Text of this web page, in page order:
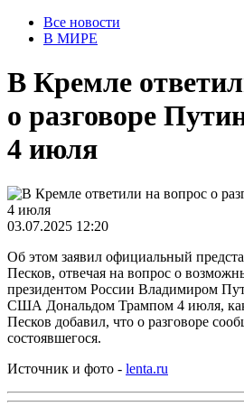
Все новости
В МИРЕ
В Кремле
о разговоре
4 июля
03.07.2025 12:20
Об этом заявил официальный
Песков, отвечая на вопрос о
президентом России Владимиром
США Дональдом Трампом 4 июля,
Песков добавил, что о разговоре
состоявшегося.
Источник и фото - lenta.ru